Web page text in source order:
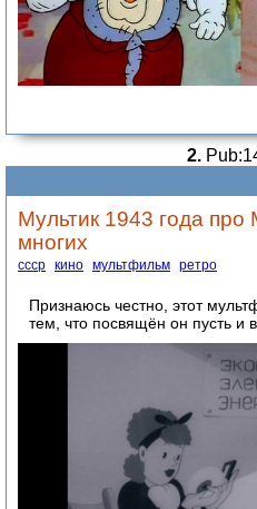
2.
Мультик 1943 года про
многих
ссср кино мультфильм ретро
Признаюсь честно, этот
тем, что посвящён он пусть и